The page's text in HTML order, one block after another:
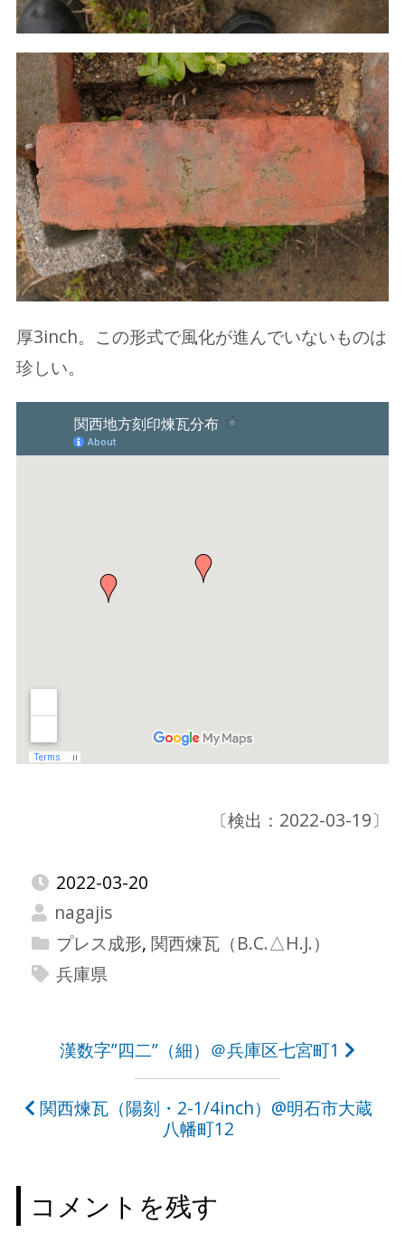
厚3inch。この形式で風化が進んでいないものは
珍しい。
〔検出：2022-03-19〕
2022-03-20
nagajis
プレス成形, 関西煉瓦（B.C.△H.J.）
兵庫県
ナ
ゲ
ー
漢数字”四二”（細）＠兵庫区七宮町1
関西煉瓦（陽刻・2-1/4inch）@明石市大蔵
八幡町12
コメントを残す